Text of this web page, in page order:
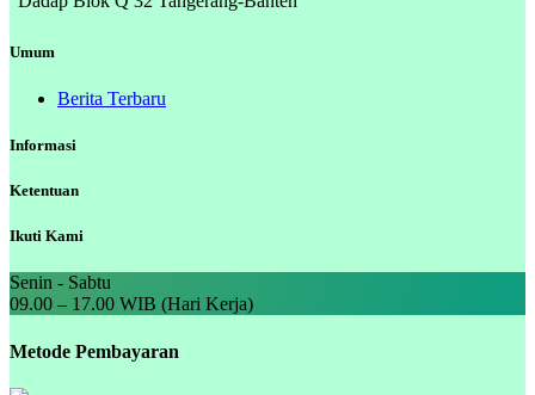
Umum
Berita Terbaru
Informasi
Ketentuan
Ikuti Kami
Senin - Sabtu
09.00 – 17.00 WIB (Hari Kerja)
Metode Pembayaran